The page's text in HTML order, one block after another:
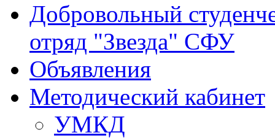
Добровольный
отряд "Звезда" СФУ
Объявления
Методический кабинет
УМКД